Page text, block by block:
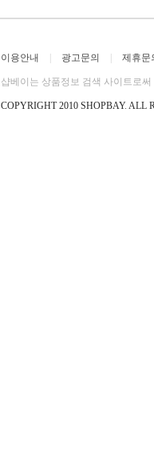
이용안내 광고문의 제휴문
샵베이는 상품정보 검색 사이트로
COPYRIGHT 2010 SHOPBAY. ALL